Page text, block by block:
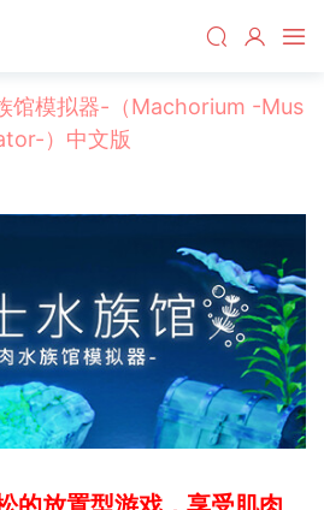
馆模拟器-（Machorium -Mus
）中文版